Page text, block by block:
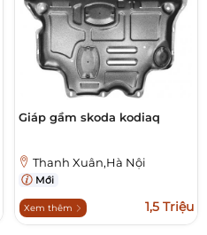
Giáp gầm skoda kodiaq
Thanh Xuân,Hà Nội
Mới
Xem thêm 1,5 Triệu